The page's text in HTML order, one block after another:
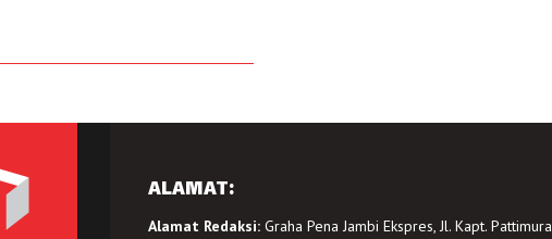
ALAMAT:
Alamat Redaksi:Graha Pena Jambi Ekspres, Jl. Kapt. Pattimura